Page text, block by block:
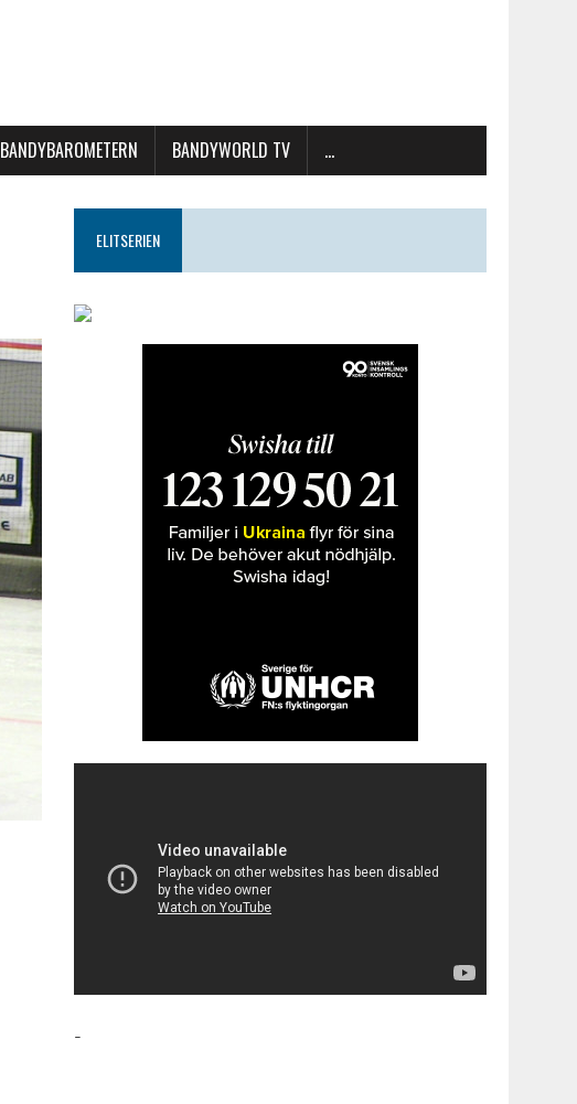
BANDYBAROMETERN BANDYWORLD TV …
ELITSERIEN
-